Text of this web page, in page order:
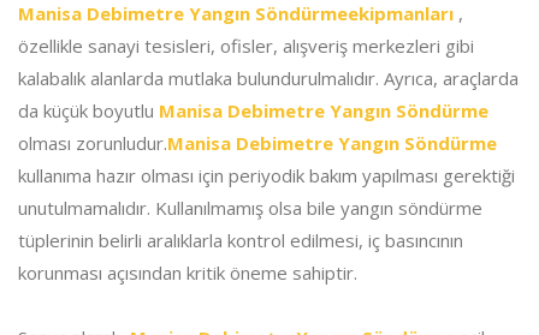
Manisa Debimetre Yangın Söndürmeekipmanları ,
özellikle sanayi tesisleri, ofisler, alışveriş merkezleri gibi
kalabalık alanlarda mutlaka bulundurulmalıdır. Ayrıca, araçlarda
da küçük boyutlu Manisa Debimetre Yangın Söndürme
olması zorunludur.Manisa Debimetre Yangın Söndürme
kullanıma hazır olması için periyodik bakım yapılması gerektiği
unutulmamalıdır. Kullanılmamış olsa bile yangın söndürme
tüplerinin belirli aralıklarla kontrol edilmesi, iç basıncının
korunması açısından kritik öneme sahiptir.